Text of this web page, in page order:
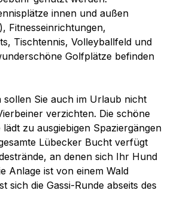
innen und außen
Fitnesseinrichtungen,
Tischtennis, Volleyballfeld und
Golfplätze befinden
sollen Sie auch im Urlaub nicht
verzichten. Die schöne
zu ausgiebigen Spaziergängen
Lübecker Bucht verfügt
an denen sich Ihr Hund
Anlage ist von einem Wald
sich die Gassi-Runde abseits des